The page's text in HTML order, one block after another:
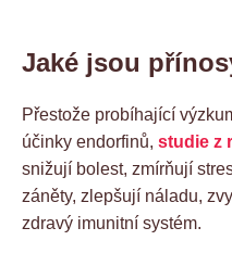
Jaké jsou
Přestože probíhající
účinky endorfinů, studie z
snižují bolest, zmírňují
záněty, zlepšují náladu,
zdravý imunitní systém.